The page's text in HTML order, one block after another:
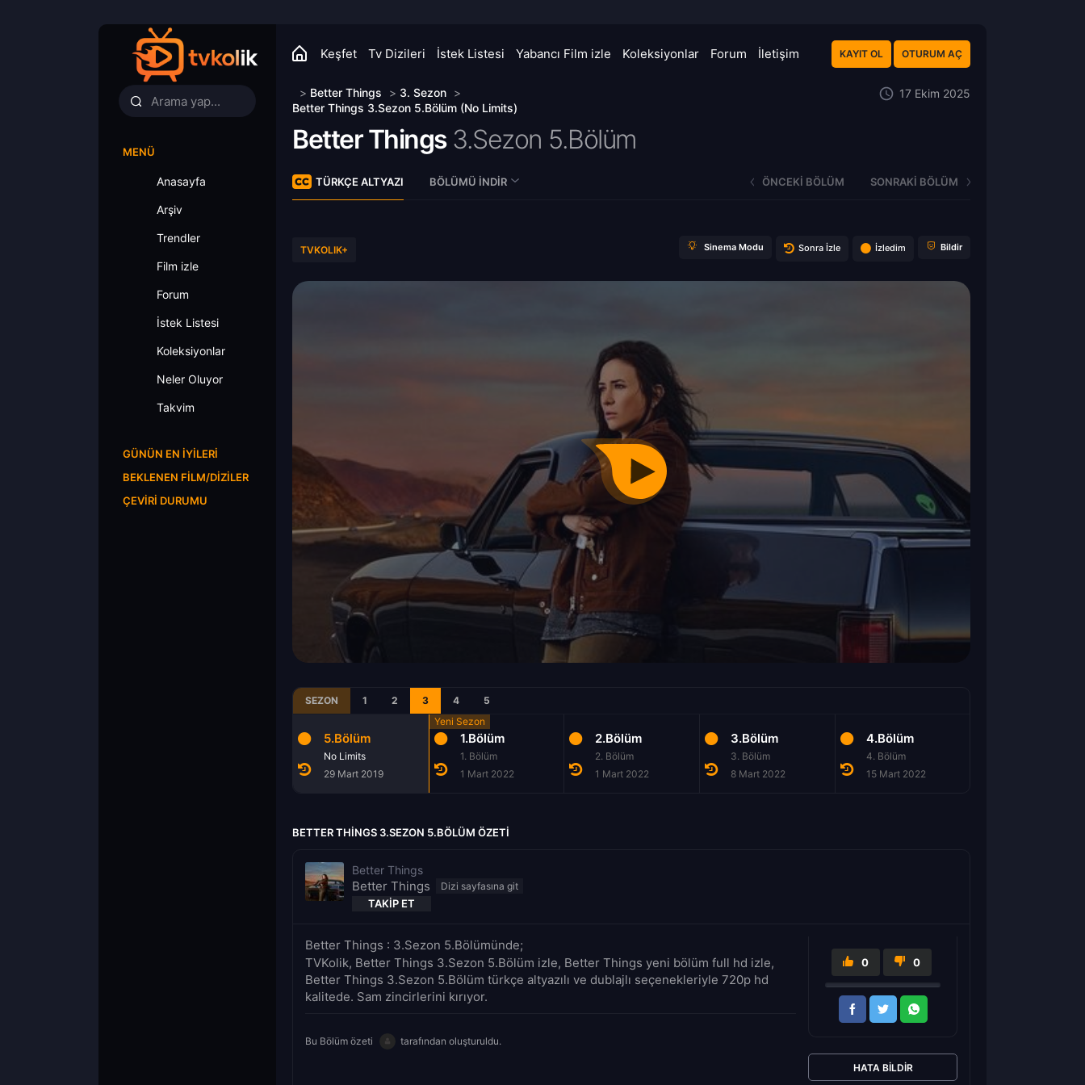
Keşfet Tv Dizileri İstek Listesi Yabancı Film izle Koleksiyonlar Forum İletişim KAYIT OL OTURUM AÇ
MENÜ
Anasayfa
Arşiv
Trendler
Film izle
Forum
İstek Listesi
Koleksiyonlar
Neler Oluyor
Takvim
GÜNÜN EN İYILERI
BEKLENEN FILM/DIZILER
ÇEVIRI DURUMU
> Better Things > 3. Sezon >
Better Things 3.Sezon 5.Bölüm (No Limits)
17 Ekim 2025
Better Things 3.Sezon 5.Bölüm
TÜRKÇE ALTYAZI BÖLÜMÜ İNDIR ÖNCEKI BÖLÜM SONRAKI BÖLÜM
TVKOLIK+ Sinema Modu Sonra İzle İzledim Bildir
SEZON 1 2 3 4 5
5.Bölüm
No Limits
29 Mart 2019
1.Bölüm
1. Bölüm
1 Mart 2022
2.Bölüm
2. Bölüm
1 Mart 2022
3.Bölüm
3. Bölüm
8 Mart 2022
4.Bölüm
4. Bölüm
15 Mart 2022
BETTER THINGS 3.SEZON 5.BÖLÜM ÖZETI
Better Things
Better Things
TAKIP ET
Better Things : 3.Sezon 5.Bölümünde;
TVKolik, Better Things 3.Sezon 5.Bölüm izle, Better Things yeni bölüm full hd izle,
Better Things 3.Sezon 5.Bölüm türkçe altyazılı ve dublajlı seçenekleriyle 720p hd
kalitede. Sam zincirlerini kırıyor.
Bu Bölüm özeti tarafından oluşturuldu.
0 0
HATA BILDIR